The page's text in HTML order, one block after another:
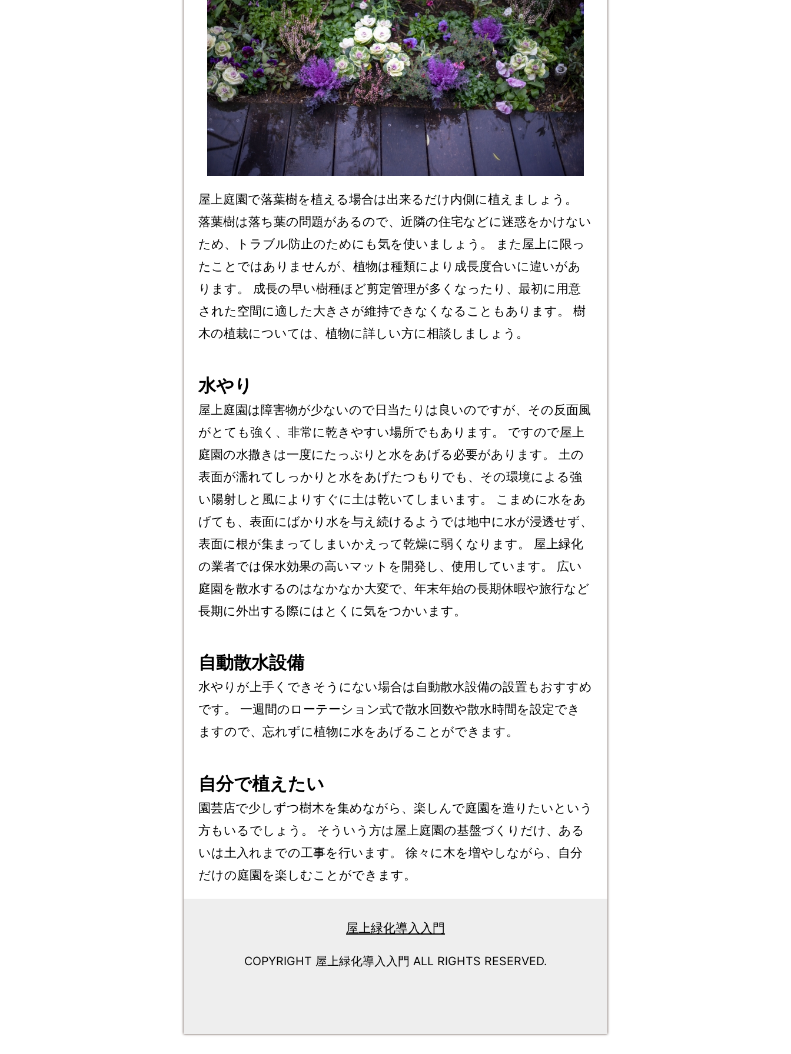
屋上庭園で落葉樹を植える場合は出来るだけ内側に植えましょう。
落葉樹は落ち葉の問題があるので、近隣の住宅などに迷惑をかけない
ため、トラブル防止のためにも気を使いましょう。 また屋上に限っ
たことではありませんが、植物は種類により成長度合いに違いがあ
ります。 成長の早い樹種ほど剪定管理が多くなったり、最初に用意
された空間に適した大きさが維持できなくなることもあります。 樹
木の植栽については、植物に詳しい方に相談しましょう。
水やり
屋上庭園は障害物が少ないので日当たりは良いのですが、その反面風
がとても強く、非常に乾きやすい場所でもあります。 ですので屋上
庭園の水撒きは一度にたっぷりと水をあげる必要があります。 土の
表面が濡れてしっかりと水をあげたつもりでも、その環境による強
い陽射しと風によりすぐに土は乾いてしまいます。 こまめに水をあ
げても、表面にばかり水を与え続けるようでは地中に水が浸透せず、
表面に根が集まってしまいかえって乾燥に弱くなります。 屋上緑化
の業者では保水効果の高いマットを開発し、使用しています。 広い
庭園を散水するのはなかなか大変で、年末年始の長期休暇や旅行など
長期に外出する際にはとくに気をつかいます。
自動散水設備
水やりが上手くできそうにない場合は自動散水設備の設置もおすすめ
です。 一週間のローテーション式で散水回数や散水時間を設定でき
ますので、忘れずに植物に水をあげることができます。
自分で植えたい
園芸店で少しずつ樹木を集めながら、楽しんで庭園を造りたいという
方もいるでしょう。 そういう方は屋上庭園の基盤づくりだけ、ある
いは土入れまでの工事を行います。 徐々に木を増やしながら、自分
だけの庭園を楽しむことができます。
屋上緑化導入入門
COPYRIGHT 屋上緑化導入入門 ALL RIGHTS RESERVED.